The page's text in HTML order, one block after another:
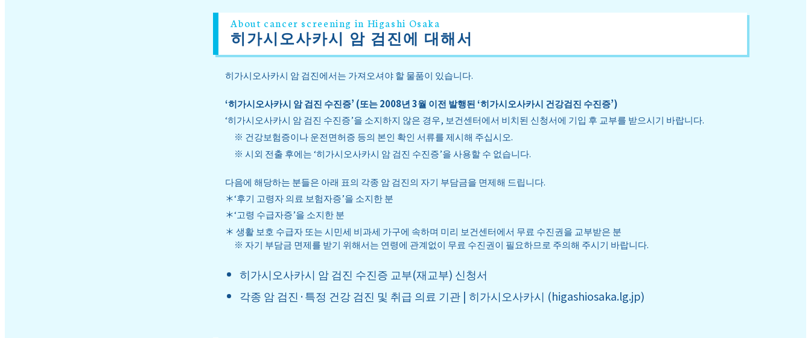
About cancer screening in Higashi Osaka
히가시오사카시 암 검진에 대해서
히가시오사카시 암 검진에서는 가져오셔야 할 물품이 있습니다.
‘히가시오사카시 암 검진 수진증’ (또는 2008년 3월 이전 발행된 ‘히가시오사카시 건강검진 수진증’)
‘히가시오사카시 암 검진 수진증’을 소지하지 않은 경우, 보건센터에서 비치된 신청서에 기입 후 교부를 받으시기 바랍니다.
※ 건강보험증이나 운전면허증 등의 본인 확인 서류를 제시해 주십시오.
※ 시외 전출 후에는 ‘히가시오사카시 암 검진 수진증’을 사용할 수 없습니다.
다음에 해당하는 분들은 아래 표의 각종 암 검진의 자기 부담금을 면제해 드립니다.
＊‘후기 고령자 의료 보험자증’을 소지한 분
＊‘고령 수급자증’을 소지한 분
＊ 생활 보호 수급자 또는 시민세 비과세 가구에 속하며 미리 보건센터에서 무료 수진권을 교부받은 분
※ 자기 부담금 면제를 받기 위해서는 연령에 관계없이 무료 수진권이 필요하므로 주의해 주시기 바랍니다.
히가시오사카시 암 검진 수진증 교부(재교부) 신청서
각종 암 검진·특정 건강 검진 및 취급 의료 기관 | 히가시오사카시 (higashiosaka.lg.jp)